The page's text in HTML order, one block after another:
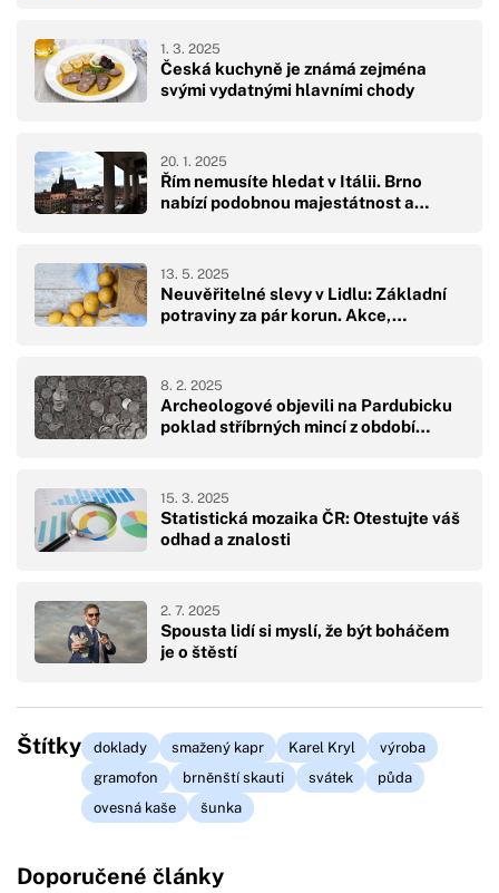
Česká kuchyně je známá zejména
svými vydatnými hlavními chody
1. 3. 2025
Řím nemusíte hledat v Itálii. Brno
nabízí podobnou majestátnost a…
20. 1. 2025
Neuvěřitelné slevy v Lidlu: Základní
potraviny za pár korun. Akce,…
13. 5. 2025
Archeologové objevili na Pardubicku
poklad stříbrných mincí z období…
8. 2. 2025
Statistická mozaika ČR: Otestujte váš
odhad a znalosti
15. 3. 2025
Spousta lidí si myslí, že být boháčem
je o štěstí
2. 7. 2025
Štítky doklady smažený kapr Karel Kryl
výroba
gramofon
brněnští skauti svátek
půda
ovesná kaše
šunka
Doporučené články